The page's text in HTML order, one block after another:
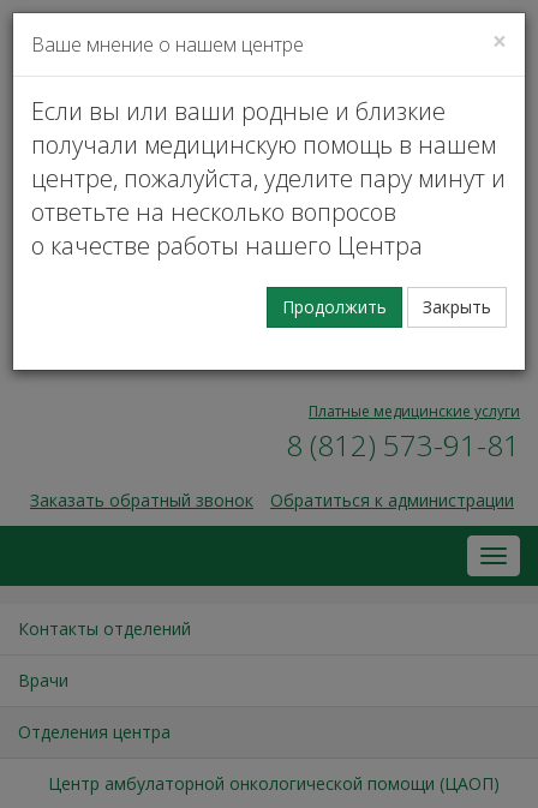
Личный кабинет
Запись на прием
Пн — Пт, 900— 17
8 (812) 573-91-31
Платные медицинские услуги
8 (812) 573-91-81
Заказать обратный звонок Обратиться к администрации
Контакты отделений
Врачи
Отделения центра
Центр амбулаторной онкологической помощи (ЦАОП)
×
Ваше мнение о нашем центре
Если вы или ваши родные и близкие
получали медицинскую помощь в нашем
центре, пожалуйста, уделите пару минут и
ответьте на несколько вопросов
о качестве работы нашего Центра
Продолжить Закрыть